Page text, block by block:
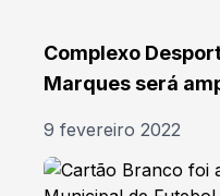
Complexo
Marques será
9 fevereiro 2022